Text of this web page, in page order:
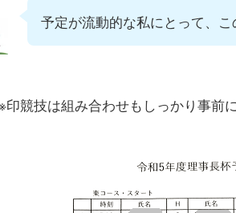
予定が流動的な私にとって、
印競技は組み合わせもしっかり事前